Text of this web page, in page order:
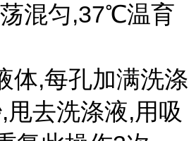
混匀,37℃温育
体,每孔加满洗涤
去洗涤液,用吸